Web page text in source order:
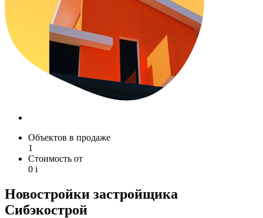
Объектов в продаже
1
Стоимость от
0 i
Новостройки застройщика
Сибэкострой